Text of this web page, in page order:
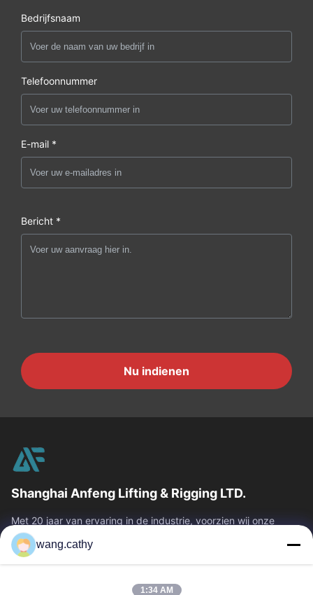
Bedrijfsnaam
Telefoonnummer
E-mail *
Bericht *
Nu indienen
Shanghai Anfeng Lifting & Rigging LTD.
Met 20 jaar van ervaring in de industrie, voorzien wij onze
klanten van premie die & producten en douane-ontworpen het
opheffen oplossingen...
Snelle Links
wang.cathy
1:34 AM